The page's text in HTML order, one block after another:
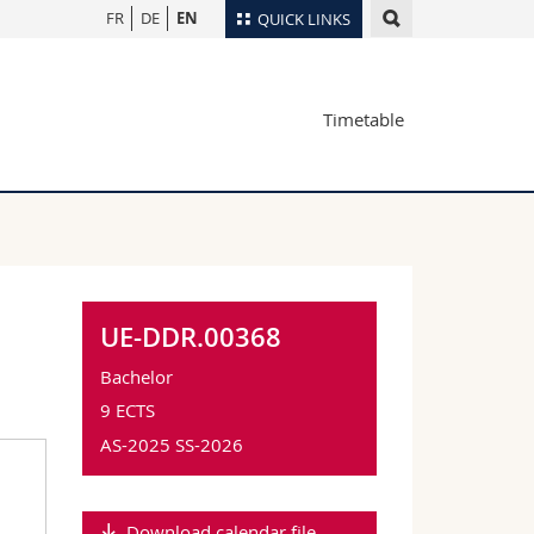
QUICK LINKS
Maps/Orientation
Webmail
FR DE EN
Timetable
UE-DDR.00368
Bachelor
9 ECTS
AS-2025 SS-2026